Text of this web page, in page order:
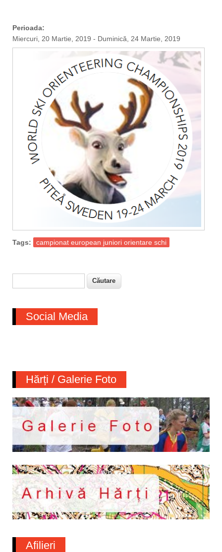
Perioada:
Miercuri, 20 Martie, 2019 - Duminică, 24 Martie, 2019
Tags: campionat european juniori orientare schi
Formular de căutare
Social Media
Hărți / Galerie Foto
Afilieri